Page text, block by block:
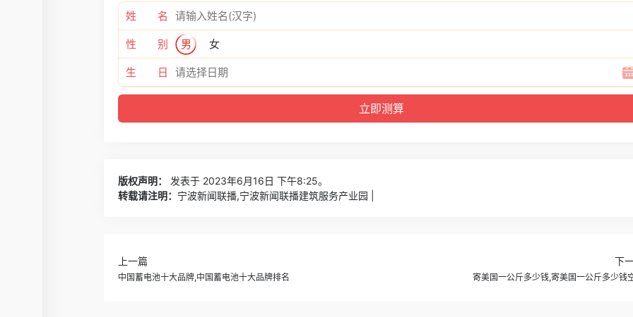
姓 名
性 别 男 女
生 日
版权声明：
发表于 2023年6月16日 下午8:25。
转载请注明： 宁波新闻联播,宁波新闻联播建筑服务产业园 |
上一篇
中国蓄电池十大品牌,中国蓄电池十大品牌排名
下
寄美国一公斤多少钱,寄美国一公斤多少钱